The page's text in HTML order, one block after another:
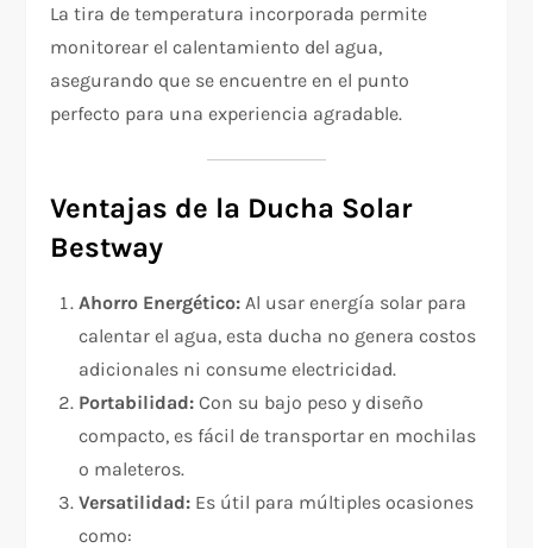
La tira de temperatura incorporada permite
monitorear el calentamiento del agua,
asegurando que se encuentre en el punto
perfecto para una experiencia agradable.
Ventajas de la Ducha Solar
Bestway
Ahorro Energético: Al usar energía solar para
calentar el agua, esta ducha no genera costos
adicionales ni consume electricidad.
Portabilidad: Con su bajo peso y diseño
compacto, es fácil de transportar en mochilas
o maleteros.
Versatilidad: Es útil para múltiples ocasiones
como: